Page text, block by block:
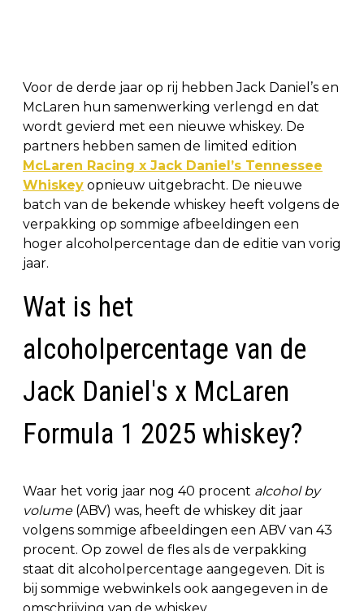
Voor de derde jaar op rij hebben Jack Daniel’s en
McLaren hun samenwerking verlengd en dat
wordt gevierd met een nieuwe whiskey. De
partners hebben samen de limited edition
McLaren Racing x Jack Daniel’s Tennessee
Whiskey opnieuw uitgebracht. De nieuwe
batch van de bekende whiskey heeft volgens de
verpakking op sommige afbeeldingen een
hoger alcoholpercentage dan de editie van vorig
jaar.
Wat is het
alcoholpercentage van de
Jack Daniel's x McLaren
Formula 1 2025 whiskey?
Waar het vorig jaar nog 40 procent alcohol by
volume (ABV) was, heeft de whiskey dit jaar
volgens sommige afbeeldingen een ABV van 43
procent. Op zowel de fles als de verpakking
staat dit alcoholpercentage aangegeven. Dit is
bij sommige webwinkels ook aangegeven in de
omschrijving van de whiskey.